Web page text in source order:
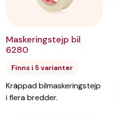
Maskeringstejp bil
6280
Finns i 5 varianter
Kräppad bilmaskeringstejp
i flera bredder.